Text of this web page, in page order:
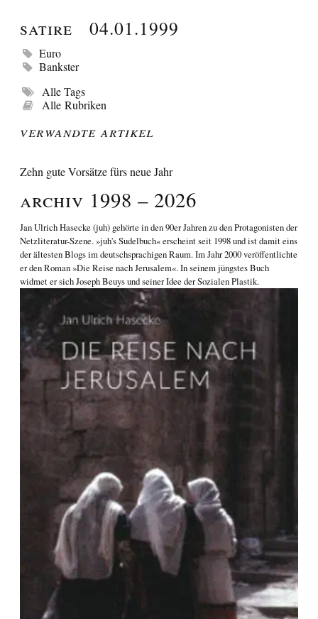
Satire 04.01.1999
Euro
Bankster
Alle Tags
Alle Rubriken
Verwandte Artikel
Zehn gute Vorsätze fürs neue Jahr
Archiv 1998 – 2026
Jan Ulrich Hasecke (juh) gehörte in den 90er Jahren zu den Protagonisten der
Netzliteratur-Szene. »juh's Sudelbuch« erscheint seit 1998 und ist damit eins
der ältesten Blogs im deutschsprachigen Raum. Im Jahr 2000 veröffentlichte
er den Roman»Die Reise nach Jerusalem«. In seinem jüngstes Buch
widmet er sichJoseph Beuys und seiner Idee der Sozialen Plastik.